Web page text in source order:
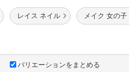
店舗情報・店舗一覧
レイス ネイル メイク 女の子
バリエーションをまとめる